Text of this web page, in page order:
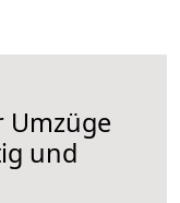
Umzüge
und